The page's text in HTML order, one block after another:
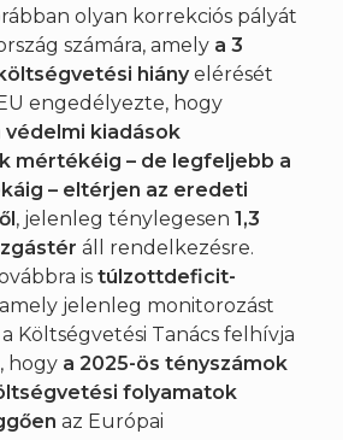
olyan korrekciós pályát
számára, amely a 3
hiányelérését
engedélyezte, hogy
védelmi kiadások
mértékéig – de legfeljebb a
– eltérjen az eredeti
, jelenleg ténylegesen 1,3
áll rendelkezésre.
is túlzottdeficit-
jelenleg monitorozást
Költségvetési Tanács felhívja
hogy a 2025-ös tényszámok
folyamatok
az Európai